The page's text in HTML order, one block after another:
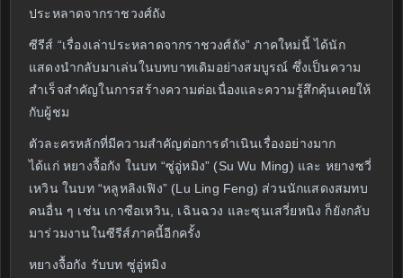
ประหลาดจากราชวงศ์ถัง
ซีรีส์ “เรื่องเล่าประหลาดจากราชวงศ์ถัง” ภาคใหม่นี้ ได้นัก
แสดงนำกลับมาเล่นในบทบาทเดิมอย่างสมบูรณ์ ซึ่งเป็นความ
สำเร็จสำคัญในการสร้างความต่อเนื่องและความรู้สึกคุ้นเคยให้
กับผู้ชม
ตัวละครหลักที่มีความสำคัญต่อการดำเนินเรื่องอย่างมาก
ได้แก่ หยางจื้อกัง ในบท “ซู่อู่หมิง” (Su Wu Ming) และ หยางซวี่
เหวิน ในบท “หลูหลิงเฟิง” (Lu Ling Feng) ส่วนนักแสดงสมทบ
คนอื่น ๆ เช่น เกาซือเหวิน, เฉินฉวง และซุนเสวี่ยหนิง ก็ยังกลับ
มาร่วมงานในซีรีส์ภาคนี้อีกครั้ง
หยางจื้อกัง รับบท ซู่อู่หมิง